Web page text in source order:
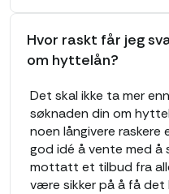
Hvor raskt får jeg
om hyttelån?
Det skal ikke ta mer
søknaden din om
noen långivere raskere
god idé å vente med å
mottatt et tilbud fra
være sikker på å få